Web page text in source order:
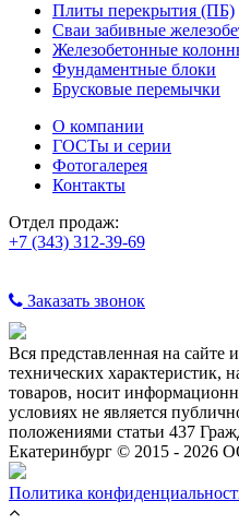
Плиты перекрытия (ПБ)
Сваи забивные
Железобетонные
Фундаментные блоки
Брусковые перемычки
О компании
ГОСТы и серии
Фотогалерея
Контакты
Отдел продаж:
+7 (343) 312-39-69
Заказать звонок
Вся представленная на
технических характеристик,
товаров, носит
условиях не является
положениями статьи 437
Екатеринбург © 2015 - 2026
Политика